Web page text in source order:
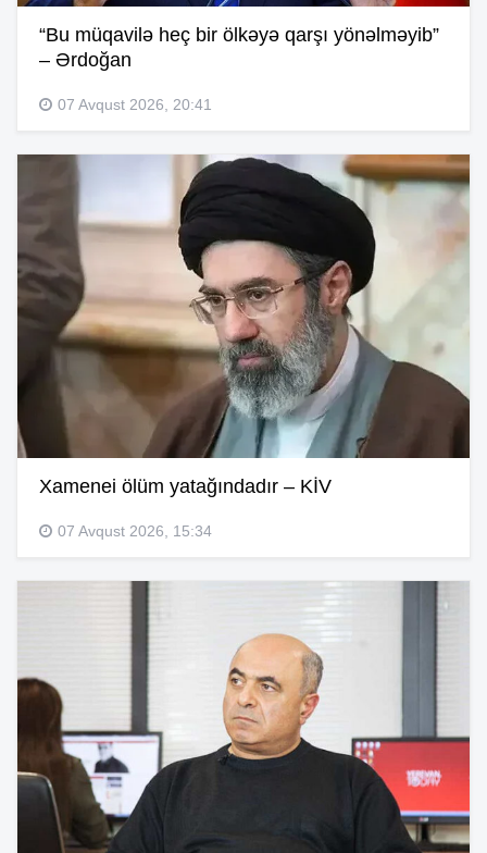
“Bu müqavilə heç bir ölkəyə qarşı yönəlməyib”
– Ərdoğan
07 Avqust 2026, 20:41
Xamenei ölüm yatağındadır – KİV
07 Avqust 2026, 15:34